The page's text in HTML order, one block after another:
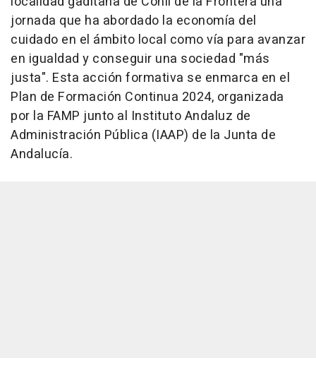
jornada que ha abordado la economía del
cuidado en el ámbito local como vía para avanzar
en igualdad y conseguir una sociedad "más
justa". Esta acción formativa se enmarca en el
Plan de Formación Continua 2024, organizada
por la FAMP junto al Instituto Andaluz de
Administración Pública (IAAP) de la Junta de
Andalucía.